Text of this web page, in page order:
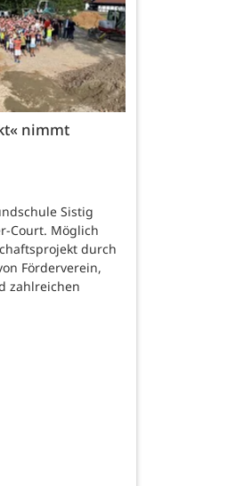
nimmt
Sistig
Court. Möglich
durch
Förderverein,
zahlreichen